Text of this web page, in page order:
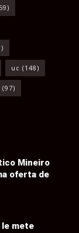
uc (148)
(97)
Mineiro
oferta de
le mete